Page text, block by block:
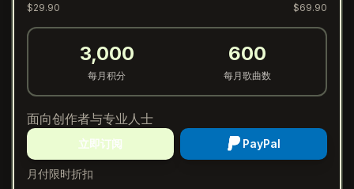
$29.90 $69.90
3,000
每月积分
600
每月歌曲数
面向创作者与专业人士
立即订阅 PayPal
月付限时折扣